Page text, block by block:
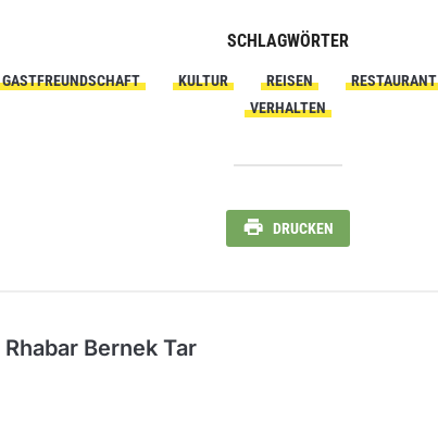
SCHLAGWÖRTER
GASTFREUNDSCHAFT KULTUR REISEN RESTAURANT
VERHALTEN
DRUCKEN
Rhabar Bernek Tar